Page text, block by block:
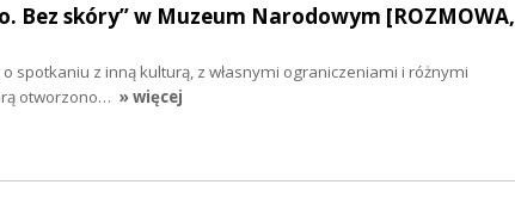
Bez skóry” w Muzeum Narodowym [ROZMOWA,
o spotkaniu z inną kulturą, z własnymi ograniczeniami i różnymi
otworzono… » więcej